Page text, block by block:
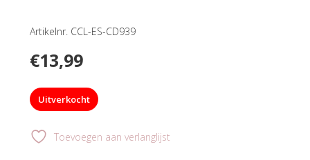
Artikelnr. CCL-ES-CD939
€13,99
Uitverkocht
Toevoegen aan verlanglijst